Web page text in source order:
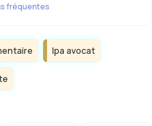
fréquentes
lpa avocat